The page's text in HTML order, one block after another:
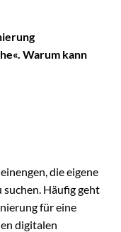
Warum kann
die eigene
Häufig geht
für eine
digitalen